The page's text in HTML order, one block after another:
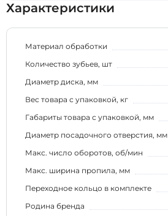
Характеристики
Материал обработки
Количество зубьев, шт
Диаметр диска, мм
Вес товара с упаковкой, кг
Габариты товара с упаковкой, мм
Диаметр посадочного отверстия, мм
Макс. число оборотов, об/мин
Макс. ширина пропила, мм
Переходное кольцо в комплекте
Родина бренда